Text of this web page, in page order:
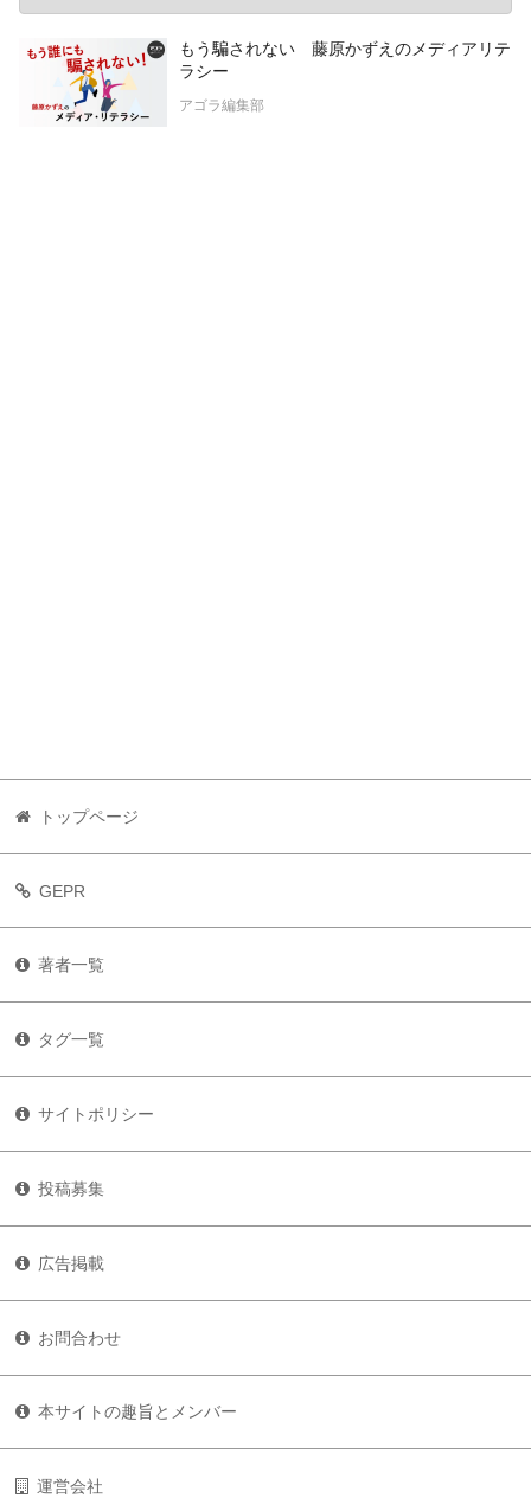
もう騙されない 藤原かずえのメディアリテ
ラシー
アゴラ編集部
トップページ
GEPR
著者一覧
タグ一覧
サイトポリシー
投稿募集
広告掲載
お問合わせ
本サイトの趣旨とメンバー
運営会社